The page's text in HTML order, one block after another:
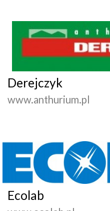
Derejczyk
www.anthurium.pl
Ecolab